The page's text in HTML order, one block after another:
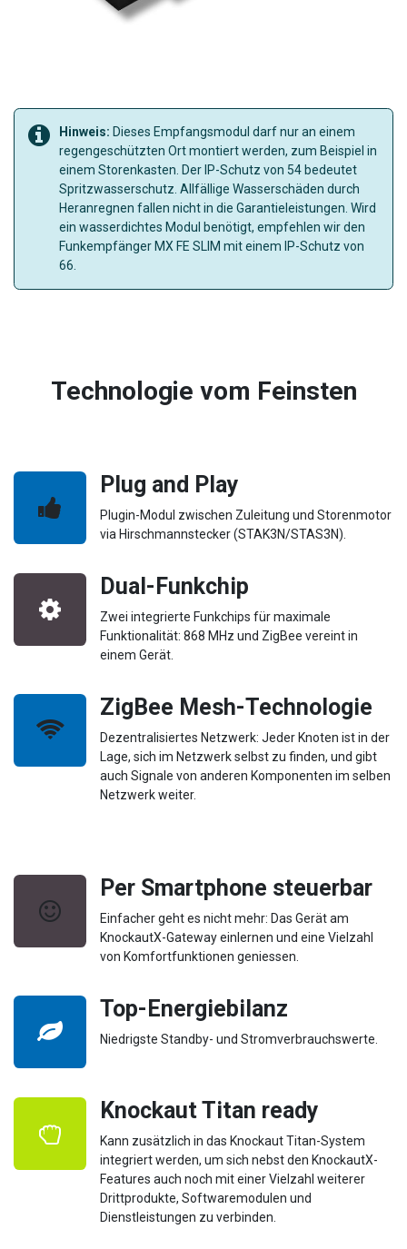
Hinweis: Dieses Empfangsmodul darf nur an einem
regengeschützten Ort montiert werden, zum Beispiel in
einem Storenkasten. Der IP-Schutz von 54 bedeutet
Spritzwasserschutz. Allfällige Wasserschäden durch
Heranregnen fallen nicht in die Garantieleistungen. Wird
ein wasserdichtes Modul benötigt, empfehlen wir den
Funkempfänger MX FE SLIM mit einem IP-Schutz von
66.
Technologie vom Feinsten
Plug and Play
Plugin-Modul zwischen Zuleitung und Storenmotor
via Hirschmannstecker (STAK3N/STAS3N).
Dual-Funkchip
Zwei integrierte Funkchips für maximale
Funktionalität: 868 MHz und ZigBee vereint in
einem Gerät.
ZigBee Mesh-Technologie
Dezentralisiertes Netzwerk: Jeder Knoten ist in der
Lage, sich im Netzwerk selbst zu finden, und gibt
auch Signale von anderen Komponenten im selben
Netzwerk weiter.
Per Smartphone steuerbar
Einfacher geht es nicht mehr: Das Gerät am
KnockautX-Gateway einlernen und eine Vielzahl
von Komfortfunktionen geniessen.
Top-Energiebilanz
Niedrigste Standby- und Stromverbrauchswerte.
Knockaut Titan ready
Kann zusätzlich in das Knockaut Titan-System
integriert werden, um sich nebst den KnockautX-
Features auch noch mit einer Vielzahl weiterer
Drittprodukte, Softwaremodulen und
Dienstleistungen zu verbinden.